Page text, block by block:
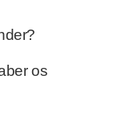
os